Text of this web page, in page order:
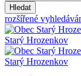
Hledat
rozšířené
Starý Hrozenkov
Starý Hrozenkov